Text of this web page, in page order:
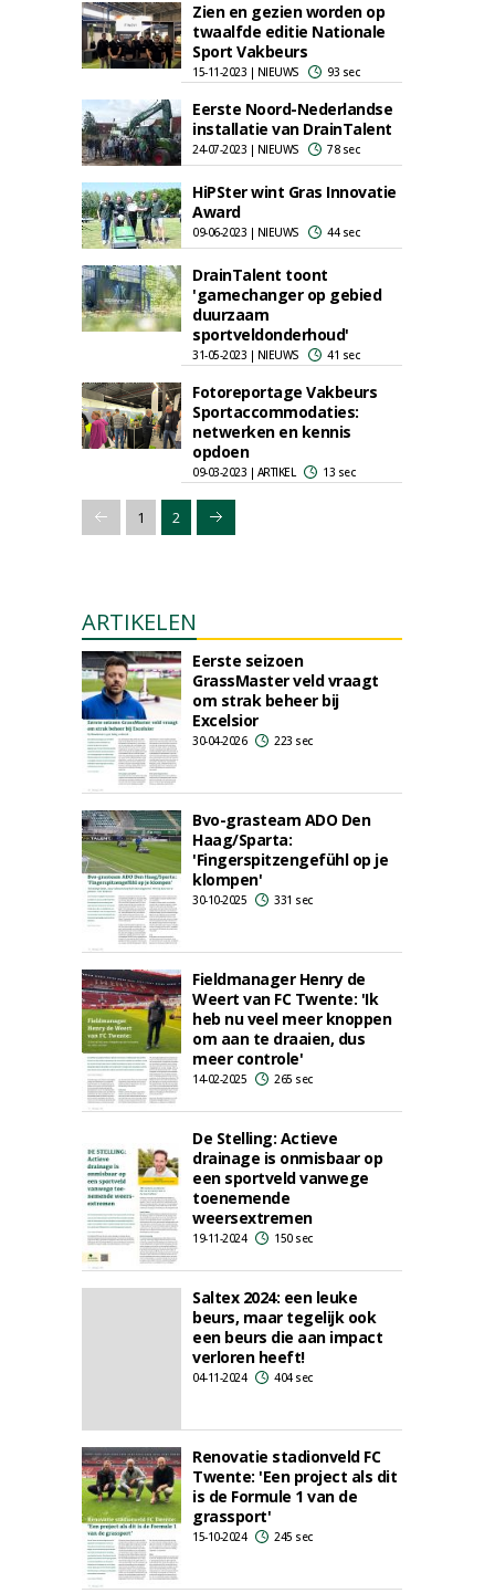
Zien en gezien worden op
twaalfde editie Nationale
Sport Vakbeurs
15-11-2023 | NIEUWS 93 sec
Eerste Noord-Nederlandse
installatie van DrainTalent
24-07-2023 | NIEUWS 78 sec
HiPSter wint Gras Innovatie
Award
09-06-2023 | NIEUWS 44 sec
DrainTalent toont
'gamechanger op gebied
duurzaam
sportveldonderhoud'
31-05-2023 | NIEUWS 41 sec
Fotoreportage Vakbeurs
Sportaccommodaties:
netwerken en kennis
opdoen
09-03-2023 | ARTIKEL 13 sec
1 2
ARTIKELEN
Eerste seizoen
GrassMaster veld vraagt
om strak beheer bij
Excelsior
30-04-2026 223 sec
Bvo-grasteam ADO Den
Haag/Sparta:
'Fingerspitzengefühl op je
klompen'
30-10-2025 331 sec
Fieldmanager Henry de
Weert van FC Twente: 'Ik
heb nu veel meer knoppen
om aan te draaien, dus
meer controle'
14-02-2025 265 sec
De Stelling: Actieve
drainage is onmisbaar op
een sportveld vanwege
toenemende
weersextremen
19-11-2024 150 sec
Saltex 2024: een leuke
beurs, maar tegelijk ook
een beurs die aan impact
verloren heeft!
04-11-2024 404 sec
Renovatie stadionveld FC
Twente: 'Een project als dit
is de Formule 1 van de
grassport'
15-10-2024 245 sec